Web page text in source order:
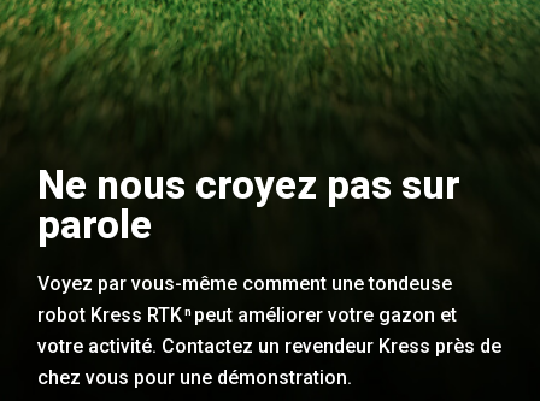
Ne nous croyez pas sur
parole
Voyez par vous-même comment une tondeuse
robot Kress RTK npeut améliorer votre gazon et
votre activité. Contactez un revendeur Kress près de
chez vous pour une démonstration.